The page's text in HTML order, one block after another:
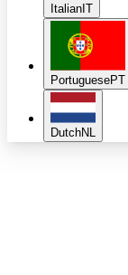
Italian IT
PortuguesePT
DutchNL